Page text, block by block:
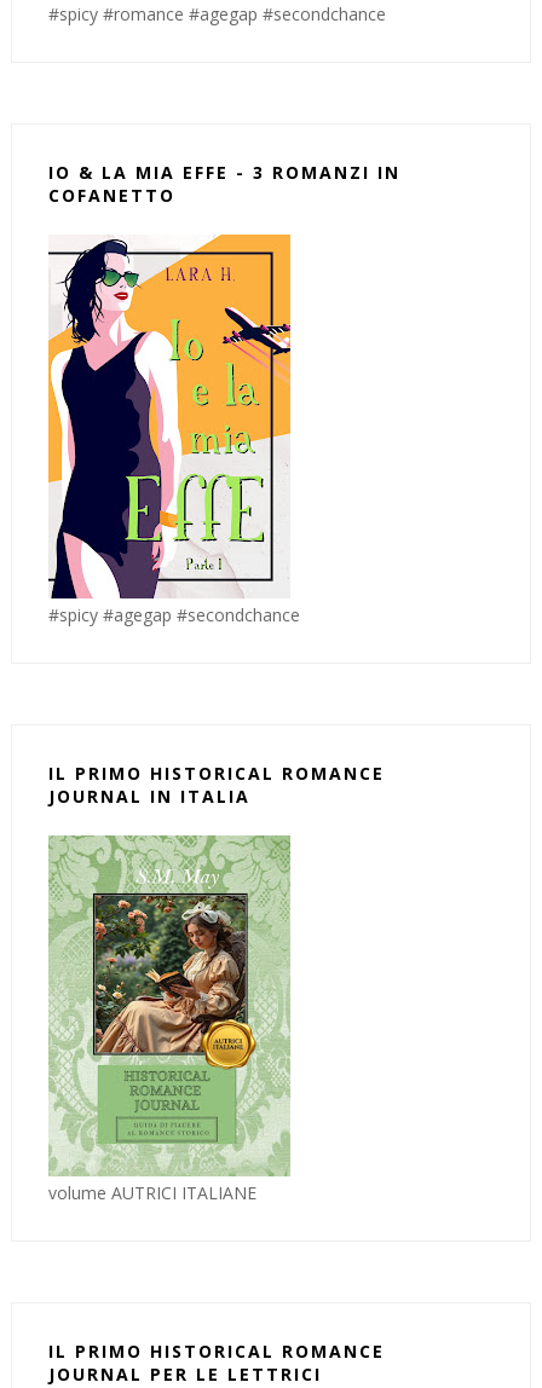
#spicy #romance #agegap #secondchance
IO & LA MIA EFFE - 3 ROMANZI IN
COFANETTO
#spicy #agegap #secondchance
IL PRIMO HISTORICAL ROMANCE
JOURNAL IN ITALIA
volume AUTRICI ITALIANE
IL PRIMO HISTORICAL ROMANCE
JOURNAL PER LE LETTRICI